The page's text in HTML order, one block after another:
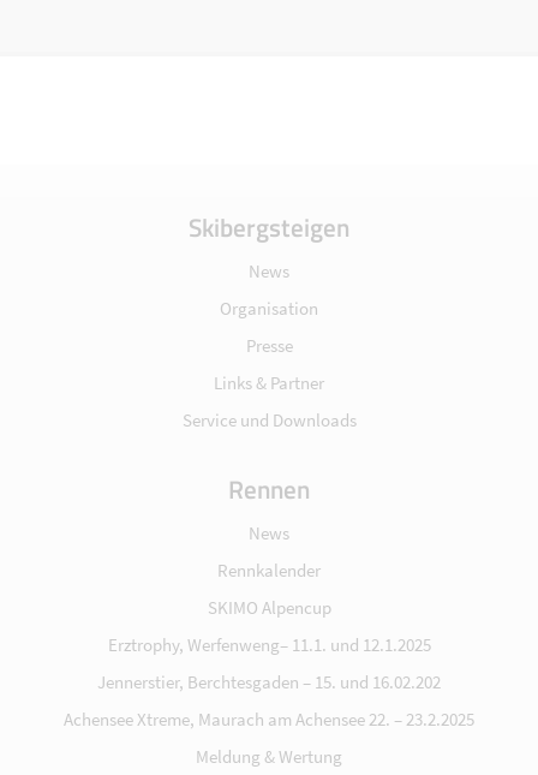
Skibergsteigen
News
Organisation
Presse
Links & Partner
Service und Downloads
Rennen
News
Rennkalender
SKIMO Alpencup
Erztrophy, Werfenweng– 11.1. und 12.1.2025
Jennerstier, Berchtesgaden – 15. und 16.02.202
Achensee Xtreme, Maurach am Achensee 22. – 23.2.2025
Meldung & Wertung